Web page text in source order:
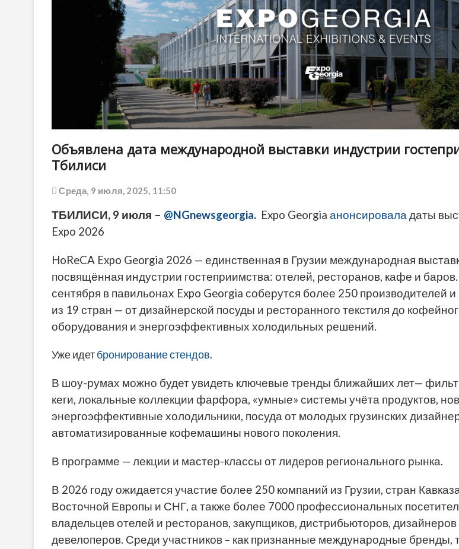
Объявлена дата международной выставки индустрии
Тбилиси
Среда, 9 июля, 2025, 11:50
ТБИЛИСИ, 9 июля – @NGnewsgeorgia. Expo Georgia анонсироваладаты
Expo 2026
HoReCA Expo Georgia 2026 — единственная в Грузии международная
посвящённая индустрии гостеприимства: отелей, ресторанов, кафе и
сентября в павильонах Expo Georgia соберутся более 250 производителей
из 19 стран — от дизайнерской посуды и ресторанного текстиля до
оборудования и энергоэффективных холодильных решений.
Уже идетбронирование стендов.
В шоу-румах можно будет увидеть ключевые тренды ближайших лет—
кеги, локальные коллекции фарфора, «умные» системы учёта продуктов,
энергоэффективные холодильники, посуда от молодых грузинских
автоматизированные кофемашины нового поколения.
В программе — лекции и мастер-классы от лидеров регионального рынка.
В 2026 году ожидается участие более 250 компаний из Грузии, стран
Восточной Европы и СНГ, а также более 7000 профессиональных
владельцев отелей и ресторанов, закупщиков, дистрибьюторов, дизайнеров
девелоперов. Среди участников – как признанные международные бренды,